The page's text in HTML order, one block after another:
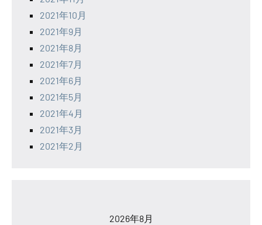
2021年10月
2021年9月
2021年8月
2021年7月
2021年6月
2021年5月
2021年4月
2021年3月
2021年2月
2026年8月